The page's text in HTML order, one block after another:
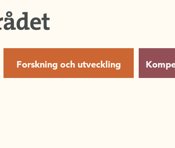
Forskning och utveckling